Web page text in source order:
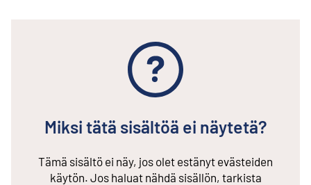
Miksi tätä sisältöä ei näytetä?
Tämä sisältö ei näy, jos olet estänyt evästeiden
käytön. Jos haluat nähdä sisällön, tarkista